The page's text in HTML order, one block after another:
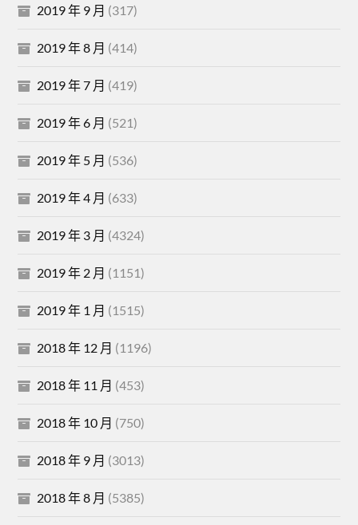
2019 年 9 月 (317)
2019 年 8 月 (414)
2019 年 7 月 (419)
2019 年 6 月 (521)
2019 年 5 月 (536)
2019 年 4 月 (633)
2019 年 3 月 (4324)
2019 年 2 月 (1151)
2019 年 1 月 (1515)
2018 年 12 月 (1196)
2018 年 11 月 (453)
2018 年 10 月 (750)
2018 年 9 月 (3013)
2018 年 8 月 (5385)